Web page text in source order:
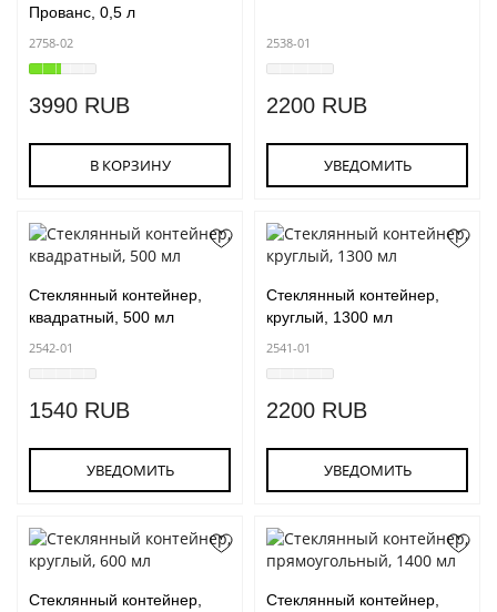
Прованс, 0,5 л
2758-02
3990 RUB
В КОРЗИНУ
2538-01
2200 RUB
УВЕДОМИТЬ
Стеклянный контейнер,
квадратный, 500 мл
2542-01
1540 RUB
УВЕДОМИТЬ
Стеклянный контейнер,
круглый, 1300 мл
2541-01
2200 RUB
УВЕДОМИТЬ
Стеклянный контейнер,
Стеклянный контейнер,